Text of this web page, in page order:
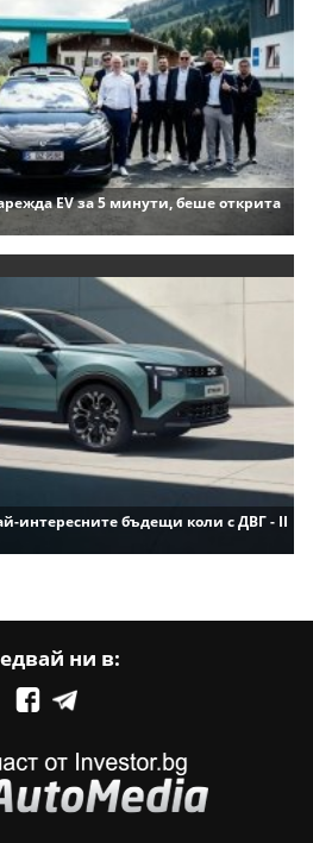
EV за 5 минути, беше открита
интересните бъдещи коли с ДВГ - II
ни в: